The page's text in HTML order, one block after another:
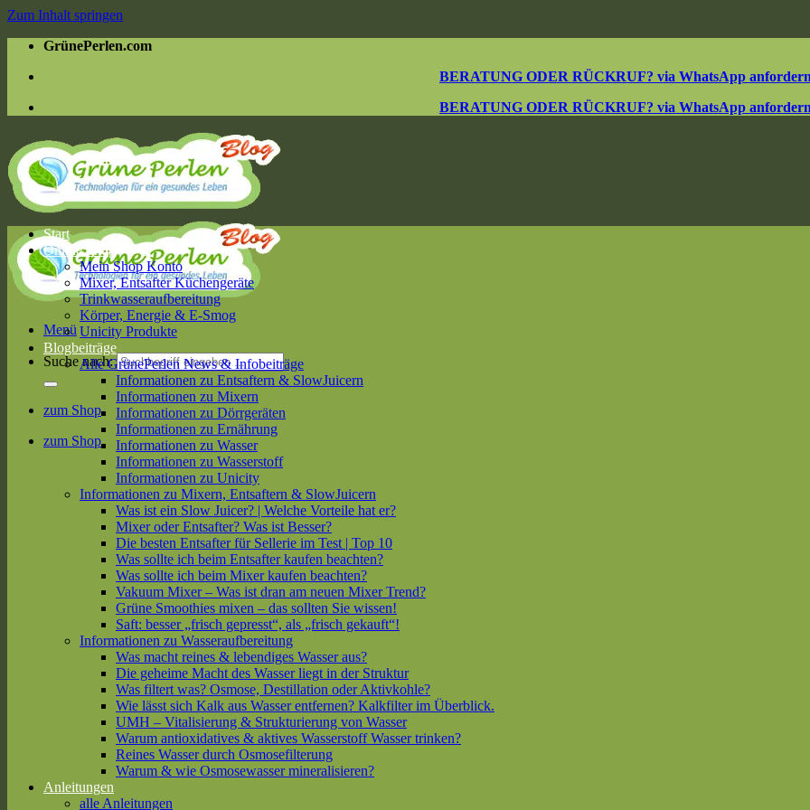
Zum Inhalt springen
GrünePerlen.com
BERATUNG ODER RÜCKRUF? via WhatsApp
BERATUNG ODER RÜCKRUF? via WhatsApp
Menü
Suche nach:
zum Shop
zum Shop
Start
Online Shop
Mein Shop Konto
Mixer, Entsafter Küchengeräte
Trinkwasseraufbereitung
Körper, Energie & E-Smog
Unicity Produkte
Blogbeiträge
Alle GrünePerlen News & Infobeiträge
Informationen zu Entsaftern & SlowJuicern
Informationen zu Mixern
Informationen zu Dörrgeräten
Informationen zu Ernährung
Informationen zu Wasser
Informationen zu Wasserstoff
Informationen zu Unicity
Informationen zu Mixern, Entsaftern & SlowJuicern
Was ist ein Slow Juicer? | Welche Vorteile hat er?
Mixer oder Entsafter? Was ist Besser?
Die besten Entsafter für Sellerie im Test | Top 10
Was sollte ich beim Entsafter kaufen beachten?
Was sollte ich beim Mixer kaufen beachten?
Vakuum Mixer – Was ist dran am neuen Mixer Trend?
Grüne Smoothies mixen – das sollten Sie wissen!
Saft: besser „frisch gepresst“, als „frisch gekauft“!
Informationen zu Wasseraufbereitung
Was macht reines & lebendiges Wasser aus?
Die geheime Macht des Wasser liegt in der Struktur
Was filtert was? Osmose, Destillation oder Aktivkohle?
Wie lässt sich Kalk aus Wasser entfernen? Kalkfilter im Überblick.
UMH – Vitalisierung & Strukturierung von Wasser
Warum antioxidatives & aktives Wasserstoff Wasser trinken?
Reines Wasser durch Osmosefilterung
Warum & wie Osmosewasser mineralisieren?
Anleitungen
alle Anleitungen